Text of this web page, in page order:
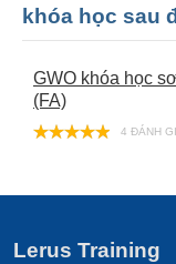
khóa học sau
GWO khóa học
(FA)
4 ĐÁNH
Lerus Training